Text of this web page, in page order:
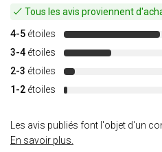
Tous les avis proviennent
4-5 étoiles
3-4 étoiles
2-3 étoiles
1-2 étoiles
Les avis publiés font l'objet d'un
En savoir plus.